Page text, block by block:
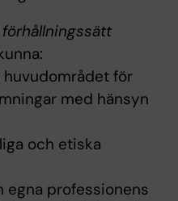
för
med hänsyn
och etiska
egna professionens